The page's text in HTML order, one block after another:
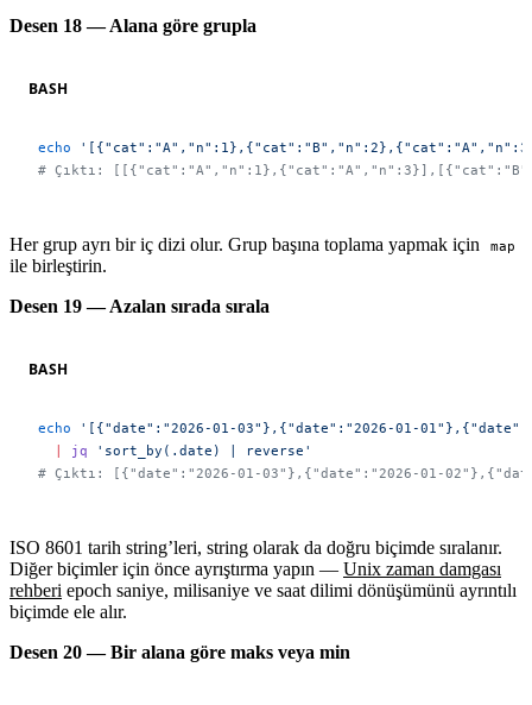
Desen 18 — Alana göre grupla
BASH
echo
# Çıktı:
Her grup ayrı bir iç dizi olur. Grup başına toplama yapmak için map
ile birleştirin.
Desen 19 — Azalan sırada sırala
BASH
echo '[{"date":"2026-01-03"},{"date":"2026-01-
  |
jq 'sort_by(.date) | reverse'
# Çıktı: [{"date":"2026-01-03"},{"date":"2026-01-
ISO 8601 tarih string’leri, string olarak da doğru biçimde sıralanır.
Diğer biçimler için önce ayrıştırma yapın — Unix zaman damgası
rehberi epoch saniye, milisaniye ve saat dilimi dönüşümünü ayrıntılı
biçimde ele alır.
Desen 20 — Bir alana göre maks veya min